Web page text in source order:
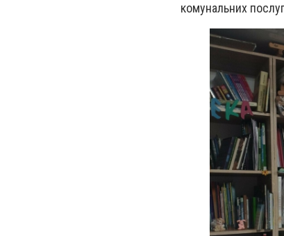
комунальних